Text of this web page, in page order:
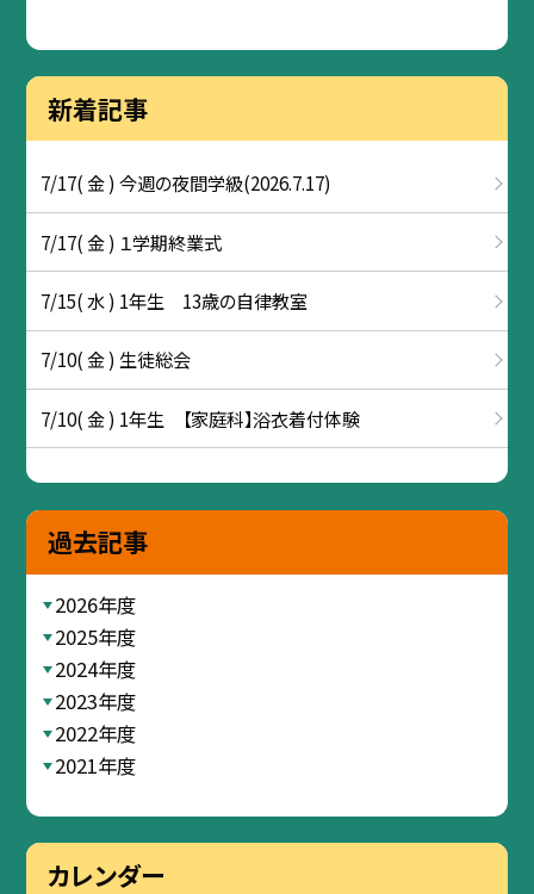
新着記事
7/17( 金 ) 今週の夜間学級(2026.7.17)
7/17( 金 ) １学期終業式
7/15( 水 ) 1年生 13歳の自律教室
7/10( 金 ) 生徒総会
7/10( 金 ) 1年生 【家庭科】浴衣着付体験
過去記事
2026年度
2025年度
2024年度
2023年度
2022年度
2021年度
カレンダー